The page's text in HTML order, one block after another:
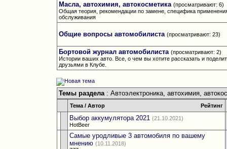
Масла, автохимия, автокосметика (просматривают: 6)
Общая теория, рекомендации по замене, специфика
обслуживания
Общие вопросы автомобилиста (просматривают: 23)
Бортовой журнал автомобилиста (просматривают: 2)
Истории ваших авто. Все, о чем вы хотите рассказать и
друзьями в Клубе.
Темы раздела: Автоэлектроника, автохимия,
Рейтинг
Тема/ Автор
Выбор аккумулятора 2021 (21.10.2021)
HotBeer
Самые уродливые 3 автомобиля по вашему
мнению (10.11.2018)